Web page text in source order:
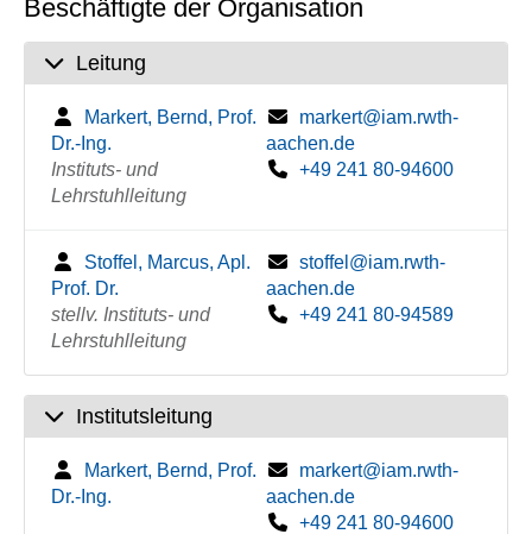
Beschäftigte der Organisation
Leitung
Markert, Bernd, Prof.
Dr.-Ing.
Instituts- und
Lehrstuhlleitung
markert@iam.rwth-
aachen.de
+49 241 80-94600
Stoffel, Marcus, Apl.
Prof. Dr.
stellv. Instituts- und
Lehrstuhlleitung
stoffel@iam.rwth-
aachen.de
+49 241 80-94589
Institutsleitung
Markert, Bernd, Prof.
Dr.-Ing.
markert@iam.rwth-
aachen.de
+49 241 80-94600